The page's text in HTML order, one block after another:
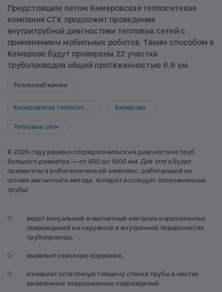
Предстоящим летом Кемеровская теплосетевая
компания СГК продолжит проведение
внутритрубной диагностики тепловых сетей с
применением мобильных роботов. Таким способом в
Кемерове будут проверены 22 участка
трубопроводов общей протяженностью 6,6 км.
Теплоснабжение
Кемеровская теплосетевая компания Кемерово
Тепловые сети
В 2026 году решено сосредоточиться на диагностике труб
большого диаметра — от 400 до 1000 мм. Для этого будет
применяться роботехнический комплекс, работающий на
основе магнитного метода. Аппарат исследует опорожненные
трубы:
ведет визуальный и магнитный контроль коррозионных
повреждений на наружной и внутренней поверхностях
трубопровода,
выявляет сквозную коррозию,
измеряет остаточную толщину стенки трубы в местах
выявленных коррозионных повреждений.